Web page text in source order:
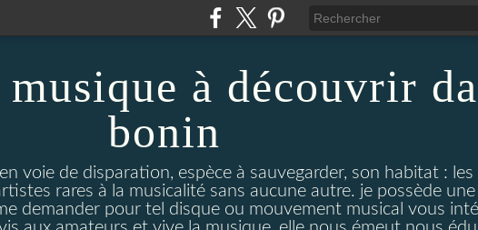
à découvrir
bonin
voie de disparation, espèce à sauvegarder, son habitat :
rares à la musicalité sans aucune autre. je possède
demander pour tel disque ou mouvement musical vous